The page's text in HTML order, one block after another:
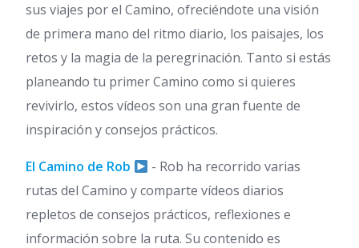
sus viajes por el Camino, ofreciéndote una visión
de primera mano del ritmo diario, los paisajes, los
retos y la magia de la peregrinación. Tanto si estás
planeando tu primer Camino como si quieres
revivirlo, estos vídeos son una gran fuente de
inspiración y consejos prácticos.
El Camino de Rob
- Rob ha recorrido varias
rutas del Camino y comparte vídeos diarios
repletos de consejos prácticos, reflexiones e
información sobre la ruta. Su contenido es